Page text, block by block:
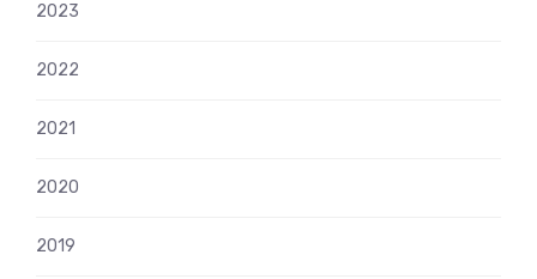
2023
2022
2021
2020
2019